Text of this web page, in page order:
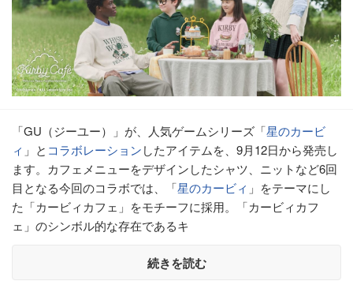
「GU（ジーユー）」が、人気ゲームシリーズ「星のカービ
ィ 」と コラボレーションしたアイテムを、9月12日から発売し
ます。カフェメニューをデザインしたシャツ、ニットなど6回
目となる今回のコラボでは、「星のカービィ 」をテーマにし
た「カービィカフェ」をモチーフに採用。「カービィカフ
ェ」のシンボル的な存在であるキ
続きを読む